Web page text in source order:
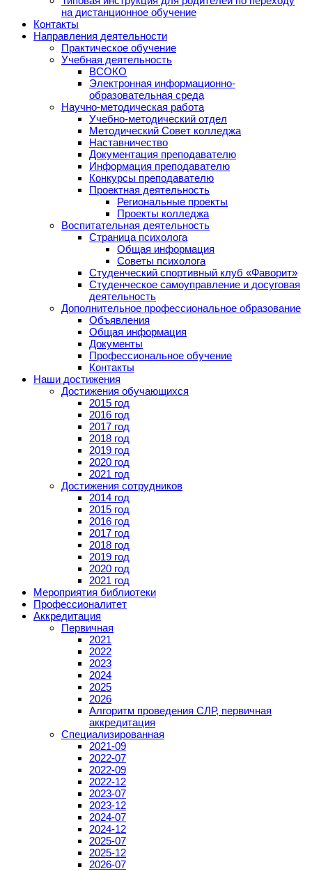
на дистанционное обучение
Контакты
Направления деятельности
Практическое обучение
Учебная деятельность
ВСОКО
Электронная информационно-
образовательная среда
Научно-методическая работа
Учебно-методический отдел
Методический Совет колледжа
Наставничество
Документация преподавателю
Информация преподавателю
Конкурсы преподавателю
Проектная деятельность
Региональные проекты
Проекты колледжа
Воспитательная деятельность
Страница психолога
Общая информация
Советы психолога
Студенческий спортивный клуб «Фаворит»
Студенческое самоуправление и досуговая
деятельность
Дополнительное профессиональное образование
Объявления
Общая информация
Документы
Профессиональное обучение
Контакты
Наши достижения
Достижения обучающихся
2015 год
2016 год
2017 год
2018 год
2019 год
2020 год
2021 год
Достижения сотрудников
2014 год
2015 год
2016 год
2017 год
2018 год
2019 год
2020 год
2021 год
Мероприятия библиотеки
Профессионалитет
Аккредитация
Первичная
2021
2022
2023
2024
2025
2026
Алгоритм проведения СЛР, первичная
аккредитация
Специализированная
2021-09
2022-07
2022-09
2022-12
2023-07
2023-12
2024-07
2024-12
2025-07
2025-12
2026-07